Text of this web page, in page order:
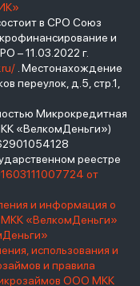
в СРО Союз
и
– 11.03.2022 г.
. Местонахождение
переулок, д.5, стр.1,
Микрокредитная
«ВелкомДеньги»)
реестре
от
и информация о
МКК «ВелкомДеньги»
использования и
и правила
ООО МКК